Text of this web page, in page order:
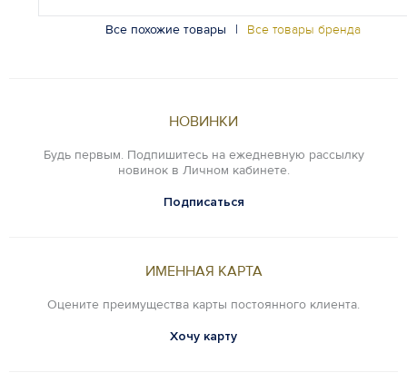
Все похожие товары | Все товары бренда
НОВИНКИ
Будь первым. Подпишитесь на ежедневную рассылку
новинок в Личном кабинете.
Подписаться
ИМЕННАЯ КАРТА
Оцените преимущества карты постоянного клиента.
Хочу карту